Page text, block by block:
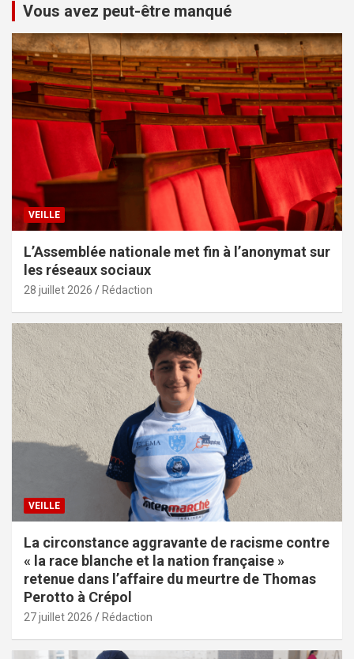
Vous avez peut-être manqué
VEILLE
L’Assemblée nationale met fin à l’anonymat sur
les réseaux sociaux
28 juillet 2026 Rédaction
VEILLE
La circonstance aggravante de racisme contre
« la race blanche et la nation française »
retenue dans l’affaire du meurtre de Thomas
Perotto à Crépol
27 juillet 2026 Rédaction